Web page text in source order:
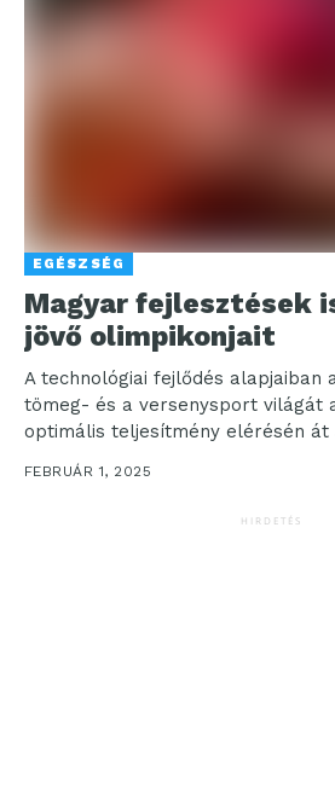
EGÉSZSÉG
Magyar fejlesztések
jövő olimpikonjait
A technológiai fejlődés alapjaiban
tömeg- és a versenysport világát
optimális teljesítmény elérésén át
FEBRUÁR 1, 2025
HIRDETÉS